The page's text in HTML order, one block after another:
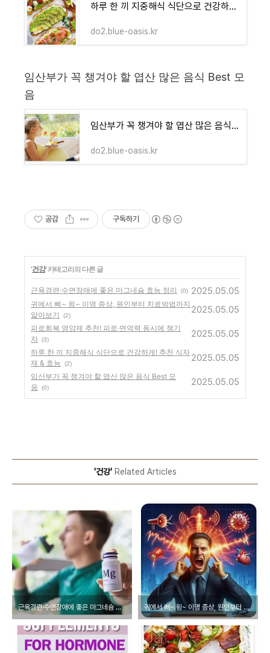
하루 한 끼 지중해식 식단으로 건강하게! 추천 식자재 & 효능
do2.blue-oasis.kr
임산부가 꼭 챙겨야 할 엽산 많은 음식 Best 모
음
임산부가 꼭 챙겨야 할 엽산 많은 음식 Best 모음
do2.blue-oasis.kr
공감 구독하기
'건강' 카테고리의 다른 글
근육경련·수면장애에 좋은 마그네슘 효능 정리 (0) 2025.05.05
귀에서 삐~ 윙~ 이명 증상, 원인부터 치료방법까지
알아보기
(2)
2025.05.05
피로회복 영양제 추천! 피로·면역력 동시에 챙기
자 (3)
2025.05.05
하루 한 끼 지중해식 식단으로 건강하게! 추천 식자
재 & 효능
(2)
2025.05.05
임산부가 꼭 챙겨야 할 엽산 많은 음식 Best 모
음
(0)
2025.05.05
'건강'Related Articles
근육경련·수면장애에 좋은 마그네슘 효능 정리 귀에서 삐~ 윙~ 이명 증상, 원인부터 치료방법까지 알아보기